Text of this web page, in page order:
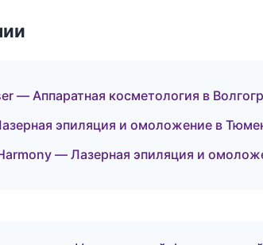
— Аппаратная косметология в
эпиляция и омоложение в
— Лазерная эпиляция и